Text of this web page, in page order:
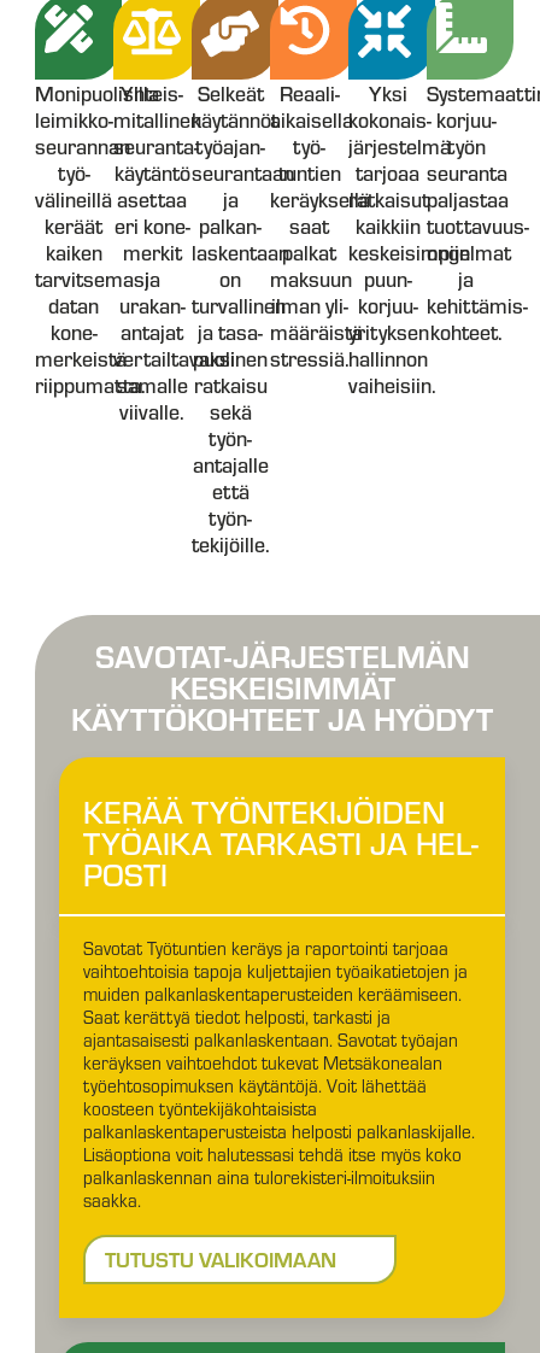
Monipuolisilla
leimikko­
seurannan
työ­
välineillä
keräät
kaiken
tarvitsemasi
datan
kone­
merkeistä
riippumatta.
Yhteis­
mitallinen
seuranta­
käytäntö
asettaa
eri kone­
merkit
ja
urakan­
antajat
vertailtavaksi
samalle
viivalle.
Selkeät
käytännöt
työajan­
seurantaan
ja
palkan­
laskentaan
on
turvallinen
ja tasa­
puolinen
ratkaisu
sekä
työn­
antajalle
että
työn­
tekijöille.
Reaali­
aikaisella
työ­
tuntien
keräyksellä
saat
palkat
maksuun
ilman yli­
määräistä
stressiä.
Yksi
kokonais­
järjestelmä
tarjoaa
ratkaisut
kaikkiin
keskeisimpiin
puun­
korjuu­
yrityksen
hallinnon
vaiheisiin.
korjuu­
työn
seuranta
paljastaa
tuottavuus­
ongelmat
ja
kehittämis­
kohteet.
SAVOTAT-JÄRJESTELMÄN
KESKEISIMMÄT
KÄYTTÖKOHTEET JA HYÖDYT
KERÄÄ TYÖN­TEKI­JÖI­DEN
TYÖ­AIKA TAR­KAS­TI JA HEL­
POSTI
Savotat Työtuntien keräys ja raportointi tarjoaa
vaihtoehtoisia tapoja kuljettajien työaikatietojen ja
muiden palkanlaskentaperusteiden keräämiseen.
Saat kerättyä tiedot helposti, tarkasti ja
ajantasaisesti palkanlaskentaan. Savotat työajan
keräyksen vaihtoehdot tukevat Metsäkonealan
työehtosopimuksen käytäntöjä. Voit lähettää
koosteen työntekijäkohtaisista
palkanlaskentaperusteista helposti palkanlaskijalle.
Lisäoptiona voit halutessasi tehdä itse myös koko
palkanlaskennan aina tulorekisteri-ilmoituksiin
saakka.
TUTUSTU VALIKOIMAAN